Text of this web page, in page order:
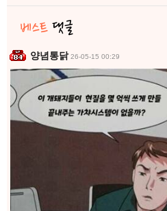
양념통닭 26-05-15 00:29